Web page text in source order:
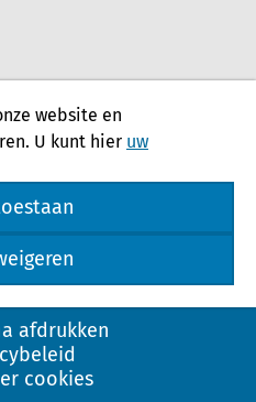
website en
U kunt hier uw
afdrukken
cookies